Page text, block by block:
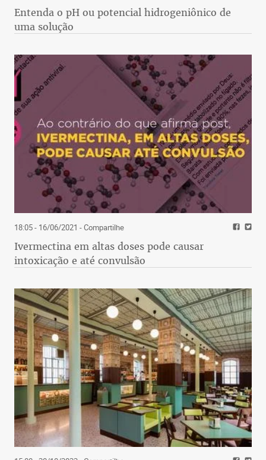
Entenda o pH ou potencial hidrogeniônico de
uma solução
18:05 - 16/06/2021 - Compartilhe
Ivermectina em altas doses pode causar
intoxicação e até convulsão